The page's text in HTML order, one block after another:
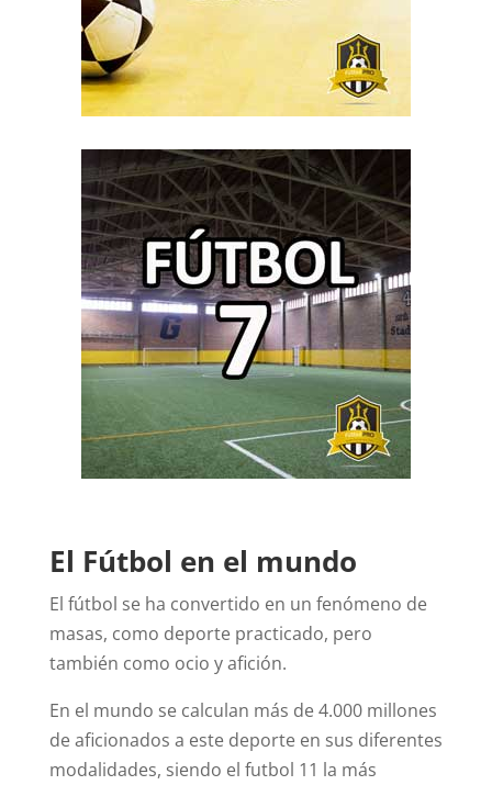
El Fútbol en el mundo
El fútbol se ha convertido en un fenómeno de
masas, como deporte practicado, pero
también como ocio y afición.
En el mundo se calculan más de 4.000 millones
de aficionados a este deporte en sus diferentes
modalidades, siendo el futbol 11 la más